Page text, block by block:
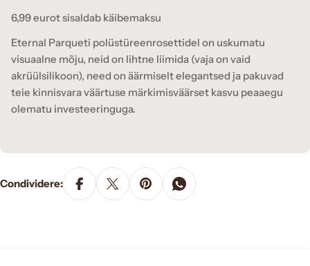
6,99 eurot sisaldab käibemaksu
Eternal Parqueti polüstüreenrosettidel on uskumatu
visuaalne mõju, neid on lihtne liimida (vaja on vaid
akrüülsilikoon), need on äärmiselt elegantsed ja pakuvad
teie kinnisvara väärtuse märkimisväärset kasvu peaaegu
olematu investeeringuga.
Condividere: